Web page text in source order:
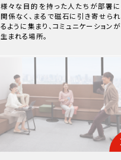
様々な目的を持った人たちが部署に
関係なく、まるで磁石に引き寄せられ
るように集まり、コミュニケーションが
生まれる場所。